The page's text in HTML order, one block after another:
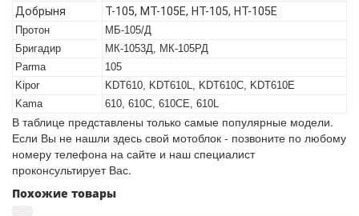
Добрыня T-105, МТ-105Е, НТ-105, НТ-105Е
Протон
МБ-105/Д
Бригадир
МК-1053Д, МК-105РД
Parma
105
Kipor
KDT610, KDT610L, KDT610C, KDT610E
Kama
610, 610C, 610CE, 610L
В таблице представлены только самые популярные модели.
Если Вы не нашли здесь свой мотоблок - позвоните по любому
номеру телефона на сайте и наш специалист
проконсультирует Вас.
Похожие товары